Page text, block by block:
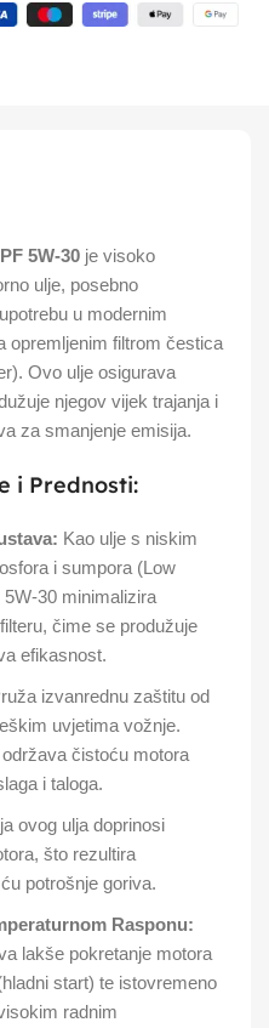
5W-30 je visoko
ulje, posebno
u modernim
opremljenim filtrom čestica
Ovo ulje osigurava
njegov vijek trajanja i
za smanjenje emisija.
i Prednosti:
Kao ulje s niskim
i sumpora (Low
30 minimalizira
čime se produžuje
efikasnost.
izvanrednu zaštitu od
uvjetima vožnje.
čistoću motora
i taloga.
ovog ulja doprinosi
što rezultira
potrošnje goriva.
Rasponu:
lakše pokretanje motora
start) te istovremeno
radnim